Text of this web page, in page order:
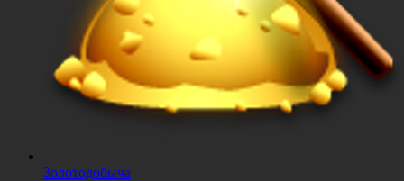
Золотодобыча